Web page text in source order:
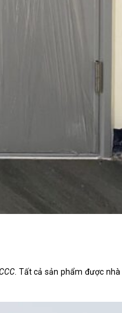
. Tất cả sản phẩm được